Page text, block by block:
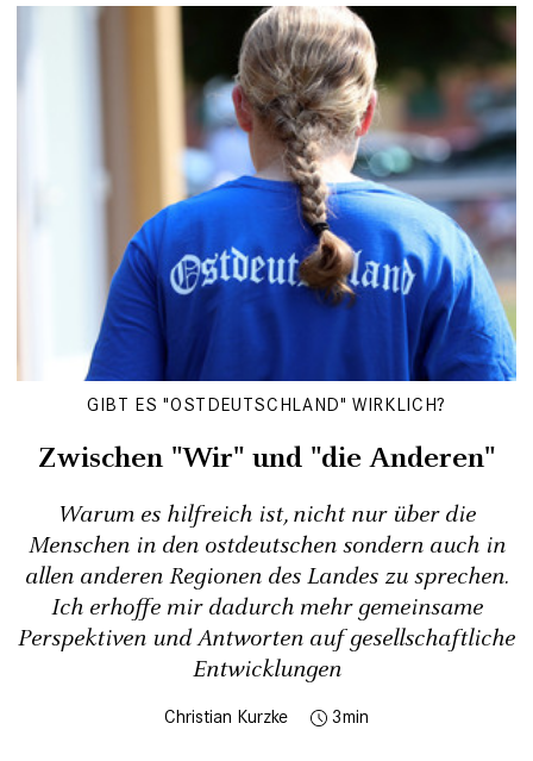
GIBT ES "OSTDEUTSCHLAND" WIRKLICH?
Zwischen "Wir" und "die Anderen"
Warum es hilfreich ist, nicht nur über die
Menschen in den ostdeutschen sondern auch in
allen anderen Regionen des Landes zu sprechen.
Ich erhoffe mir dadurch mehr gemeinsame
Perspektiven und Antworten auf gesellschaftliche
Entwicklungen
Christian Kurzke 3